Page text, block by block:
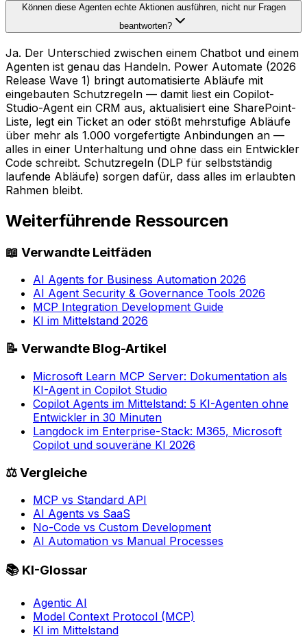
Können diese Agenten echte Aktionen ausführen, nicht nur Fragen
beantworten?
Ja. Der Unterschied zwischen einem Chatbot und einem
Agenten ist genau das Handeln. Power Automate (2026
Release Wave 1) bringt automatisierte Abläufe mit
eingebauten Schutzregeln — damit liest ein Copilot-
Studio-Agent ein CRM aus, aktualisiert eine SharePoint-
Liste, legt ein Ticket an oder stößt mehrstufige Abläufe
über mehr als 1.000 vorgefertigte Anbindungen an —
alles in einer Unterhaltung und ohne dass ein Entwickler
Code schreibt. Schutzregeln (DLP für selbstständig
laufende Abläufe) sorgen dafür, dass alles im erlaubten
Rahmen bleibt.
Weiterführende Ressourcen
📖 Verwandte Leitfäden
AI Agents for Business Automation 2026
AI Agent Security & Governance Tools 2026
MCP Integration Development Guide
KI im Mittelstand 2026
📝 Verwandte Blog-Artikel
Microsoft Learn MCP Server: Dokumentation als
KI-Agent in Copilot Studio
Copilot Agents im Mittelstand: 5 KI-Agenten ohne
Entwickler in 30 Minuten
Langdock im Enterprise-Stack: M365, Microsoft
Copilot und souveräne KI 2026
⚖️Vergleiche
MCP vs Standard API
AI Agents vs SaaS
No-Code vs Custom Development
AI Automation vs Manual Processes
📚 KI-Glossar
Agentic AI
Model Context Protocol (MCP)
KI im Mittelstand